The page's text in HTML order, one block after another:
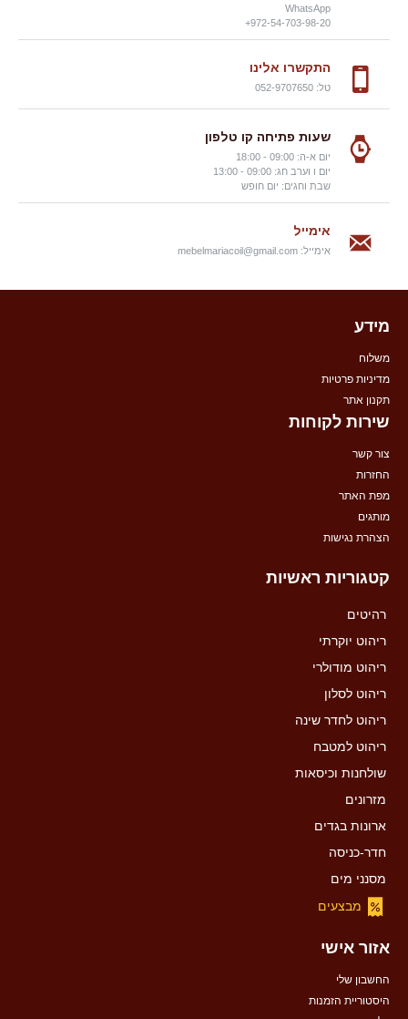
WhatsApp
972-54-703-98-20+
התקשרו אלינו
טל: 052-9707650
שעות פתיחה קו טלפון
יום א-ה: 09:00 - 18:00
יום ו וערב חג: 09:00 - 13:00
שבת וחגים: יום חופש
אימייל
אימייל: mebelmariacoil@gmail.com
מידע
משלוח
מדיניות פרטיות
תקנון אתר
שירות לקוחות
צור קשר
החזרות
מפת האתר
מותגים
הצהרת נגישות
קטגוריות ראשיות
רהיטים
ריהוט יוקרתי
ריהוט מודולרי
ריהוט לסלון
ריהוט לחדר שינה
ריהוט למטבח
שולחנות וכיסאות
מזרונים
ארונות בגדים
חדר-כניסה
מסנני מים
מבצעים
אזור אישי
החשבון שלי
היסטוריית הזמנות